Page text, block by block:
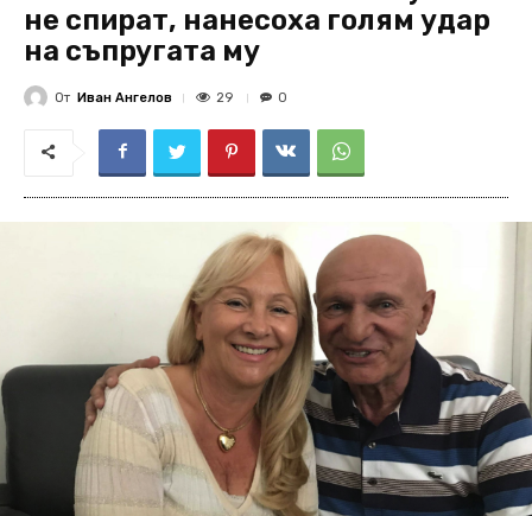
не спират, нанесоха голям удар
на съпругата му
От Иван Ангелов 29 0